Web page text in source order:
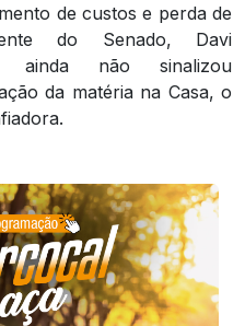
de custos e perda de
do Senado, Davi
ainda não sinalizou
da matéria na Casa, o